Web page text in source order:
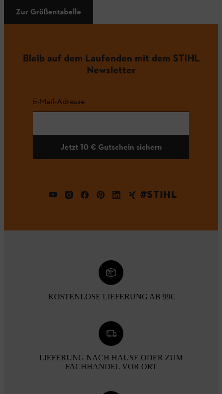
Zur Größentabelle
Bleib auf dem Laufenden mit dem STIHL
Newsletter
E-Mail-Adresse
Jetzt 10 € Gutschein sichern
#STIHL
KOSTENLOSE LIEFERUNG AB 99€
LIEFERUNG NACH HAUSE ODER ZUM
FACHHANDEL VOR ORT